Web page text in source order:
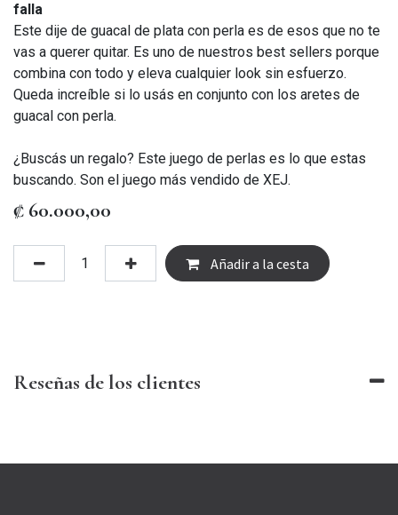
falla
Este dije de guacal de plata con perla es de esos que no te
vas a querer quitar. Es uno de nuestros best sellers porque
combina con todo y eleva cualquier look sin esfuerzo.
Queda increíble si lo usás en conjunto con los aretes de
guacal con perla.
¿Buscás un regalo? Este juego de perlas es lo que estas
buscando. Son el juego más vendido de XEJ.
₡ 60.000,00
Añadir a la cesta
Reseñas de los clientes